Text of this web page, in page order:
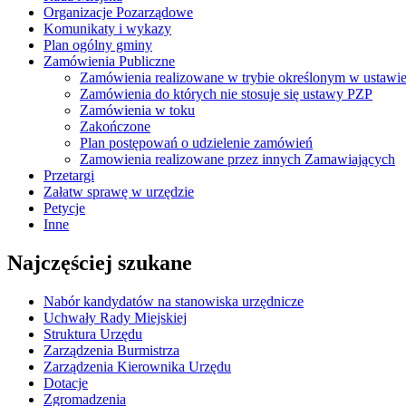
Organizacje Pozarządowe
Komunikaty i wykazy
Plan ogólny gminy
Zamówienia Publiczne
Zamówienia realizowane w trybie określonym w
Zamówienia do których nie stosuje się ustawy PZP
Zamówienia w toku
Zakończone
Plan postępowań o udzielenie zamówień
Zamowienia realizowane przez innych Zamawiających
Przetargi
Załatw sprawę w urzędzie
Petycje
Inne
Najczęściej szukane
Nabór kandydatów na stanowiska urzędnicze
Uchwały Rady Miejskiej
Struktura Urzędu
Zarządzenia Burmistrza
Zarządzenia Kierownika Urzędu
Dotacje
Zgromadzenia